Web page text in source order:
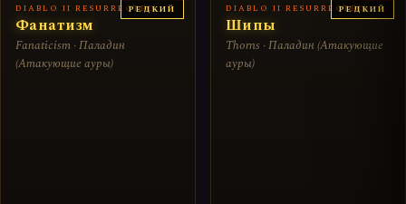
РЕДКИЙ
DIABLO II RESURRECTED
Фанатизм
Fanaticism · Паладин
(Атакующие ауры)
РЕДКИЙ
DIABLO II RESURRECTED
Шипы
Thorns · Паладин (Атакующие
ауры)